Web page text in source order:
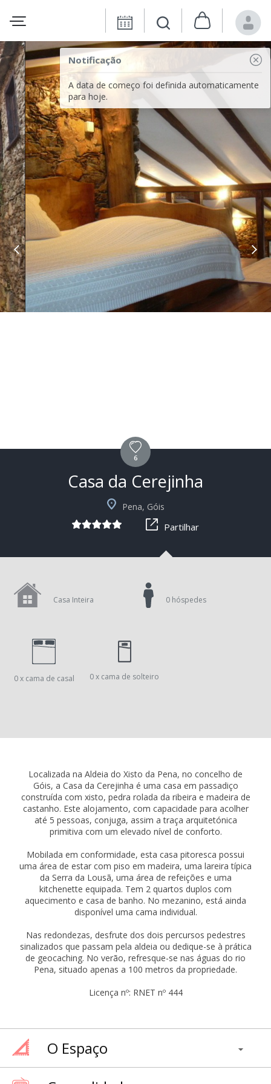
Notificação
A data de começo foi definida automaticamente
para hoje.
6
Casa da Cerejinha
Pena, Góis
Partilhar
Casa Inteira
0 x cama de casal 0 x cama de solteiro
0 hóspedes
Localizada na Aldeia do Xisto da Pena, no concelho de
Góis, a Casa da Cerejinha é uma casa em passadiço
construída com xisto, pedra rolada da ribeira e madeira de
castanho. Este alojamento, com capacidade para acolher
até 5 pessoas, conjuga, assim a traça arquitetónica
primitiva com um elevado nível de conforto.
Mobilada em conformidade, esta casa pitoresca possui
uma área de estar com piso em madeira, uma lareira típica
da Serra da Lousã, uma área de refeições e uma
kitchenette equipada. Tem 2 quartos duplos com
aquecimento e casa de banho. No mezanino, está ainda
disponível uma cama individual.
Nas redondezas, desfrute dos dois percursos pedestres
sinalizados que passam pela aldeia ou dedique-se à prática
de geocaching. No verão, refresque-se nas águas do rio
Pena, situado apenas a 100 metros da propriedade.
Licença nº: RNET nº 444
O Espaço